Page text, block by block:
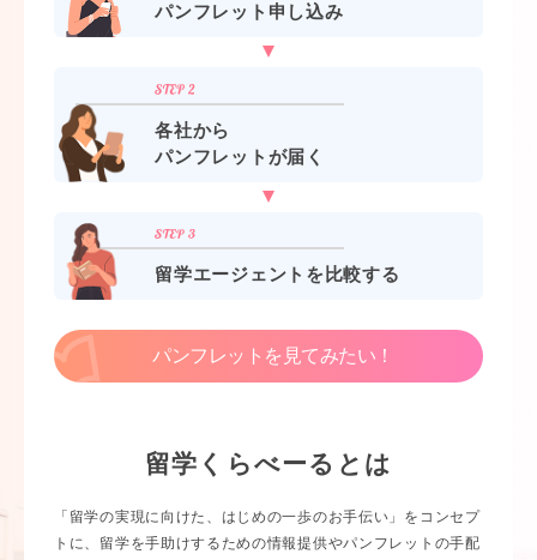
パンフレット申し込み
各社から
パンフレットが届く
留学エージェントを比較する
パンフレットを見てみたい！
留学くらべーるとは
「留学の実現に向けた、はじめの一歩のお手伝い」をコンセプ
トに、留学を手助けするための情報提供やパンフレットの手配